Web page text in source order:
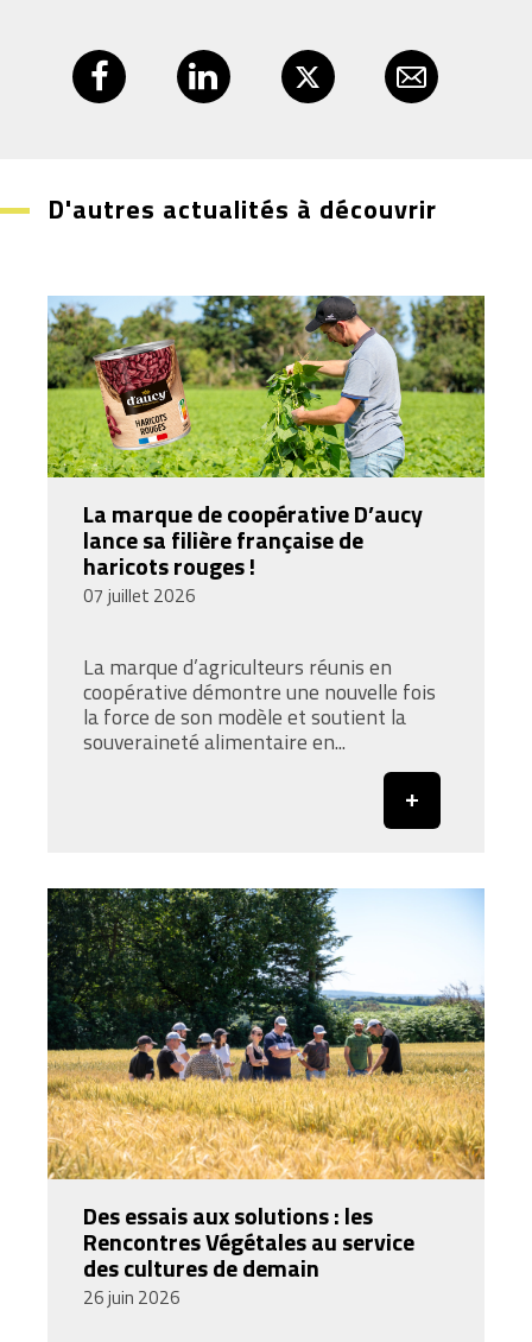
D'autres actualités à découvrir
La marque de coopérative D’aucy
lance sa filière française de
haricots rouges !
07 juillet 2026
La marque d’agriculteurs réunis en
coopérative démontre une nouvelle fois
la force de son modèle et soutient la
souveraineté alimentaire en...
Des essais aux solutions : les
Rencontres Végétales au service
des cultures de demain
26 juin 2026